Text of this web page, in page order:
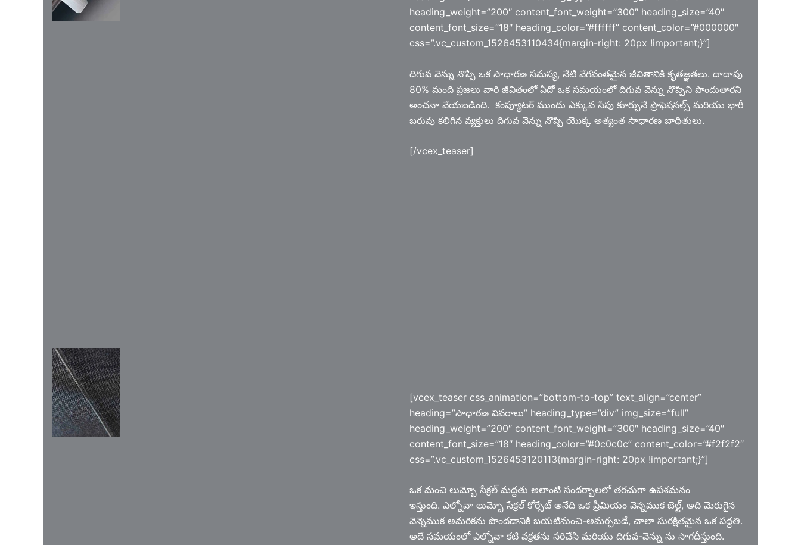
heading_weight=”200″ content_font_weight=”300″ heading_size=”40″
content_font_size=”18″ heading_color=”#ffffff” content_color=”#000000″
css=”.vc_custom_1526453110434{margin-right: 20px !important;}”]
దిగువ వెన్ను నొప్పి ఒక సాధారణ సమస్య, నేటి వేగవంతమైన జీవితానికి కృతజ్ఞతలు. దాదాపు
80% మంది ప్రజలు వారి జీవితంలో ఏదో ఒక సమయంలో దిగువ వెన్ను నొప్పిని పొందుతారని
అంచనా వేయబడింది. కంప్యూటర్ ముందు ఎక్కువ సేపు కూర్చునే ప్రొఫెషనల్స్ మరియు భారీ
బరువు కలిగిన వ్యక్తులు దిగువ వెన్ను నొప్పి యొక్క అత్యంత సాధారణ బాధితులు.
[/vcex_teaser]
[vcex_teaser css_animation=”bottom-to-top” text_align=”center”
heading=”సాధారణ వివరాలు” heading_type=”div” img_size=”full”
heading_weight=”200″ content_font_weight=”300″ heading_size=”40″
content_font_size=”18″ heading_color=”#0c0c0c” content_color=”#f2f2f2″
css=”.vc_custom_1526453120113{margin-right: 20px !important;}”]
ఒక మంచి లుమ్బో సేక్రల్ మద్దతు అలాంటి సందర్భాలలో తరచుగా ఉపశమనం
ఇస్తుంది. ఎల్నోవా లుమ్బో సేక్రల్ కోర్సేట్ అనేది ఒక ప్రీమియం వెన్నముక బెల్ట్, అది మెరుగైన
వెన్నెముక అమరికను పొందడానికి బయటినుంచి-అమర్చబడే, చాలా సురక్షితమైన ఒక పద్ధతి.
అదే సమయంలో ఎల్నోవా కటి వక్రతను సరిచేసి మరియు దిగువ-వెన్ను ను సాగదీస్తుంది.